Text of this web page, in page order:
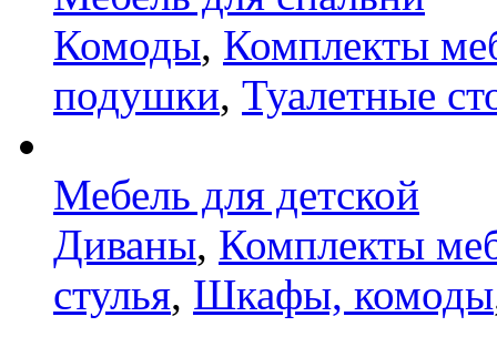
Комоды, Комплекты
подушки, Туалетные
Мебель для детской
Диваны, Комплекты
стулья, Шкафы, комоды